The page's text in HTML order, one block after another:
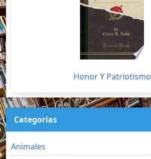
Honor Y Patriotismo
Categorías
Animales